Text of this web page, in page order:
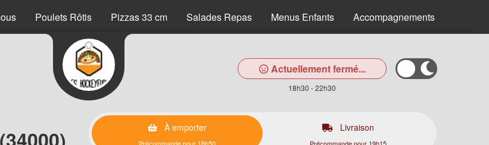
Poulets Rôtis Pizzas 33 cm Salades Repas Menus Enfants Accompagnements
Actuellement fermé...
18h30 - 22h30
À emporter Livraison